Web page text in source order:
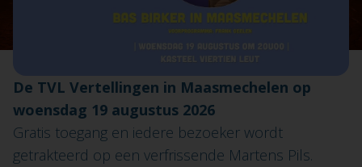
De TVL Vertellingen in Maasmechelen op
woensdag 19 augustus 2026
Gratis toegang en iedere bezoeker wordt
getrakteerd op een verfrissende Martens Pils.